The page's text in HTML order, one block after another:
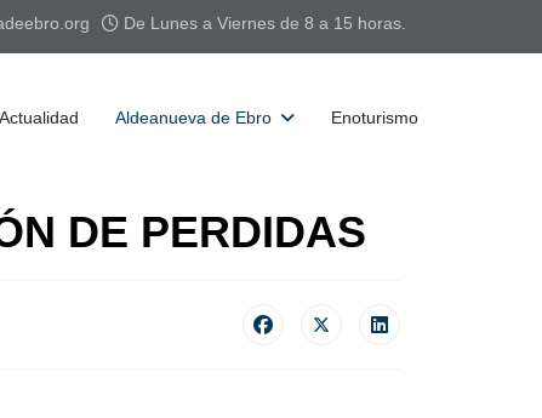
De Lunes a Viernes de 8 a 15 horas.
Actualidad Aldeanueva de Ebro Enoturismo
DE PERDIDAS